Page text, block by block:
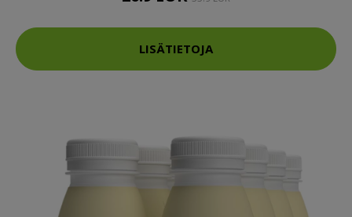
LISÄTIETOJA